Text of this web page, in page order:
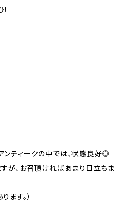
ンティークの中では、状態良好◎
が、お召頂ければあまり目立ちま
す。）